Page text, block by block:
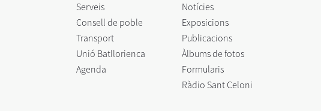
Serveis
Consell de poble
Transport
Unió Batllorienca
Agenda
Notícies
Exposicions
Publicacions
Àlbums de fotos
Formularis
Ràdio Sant Celoni